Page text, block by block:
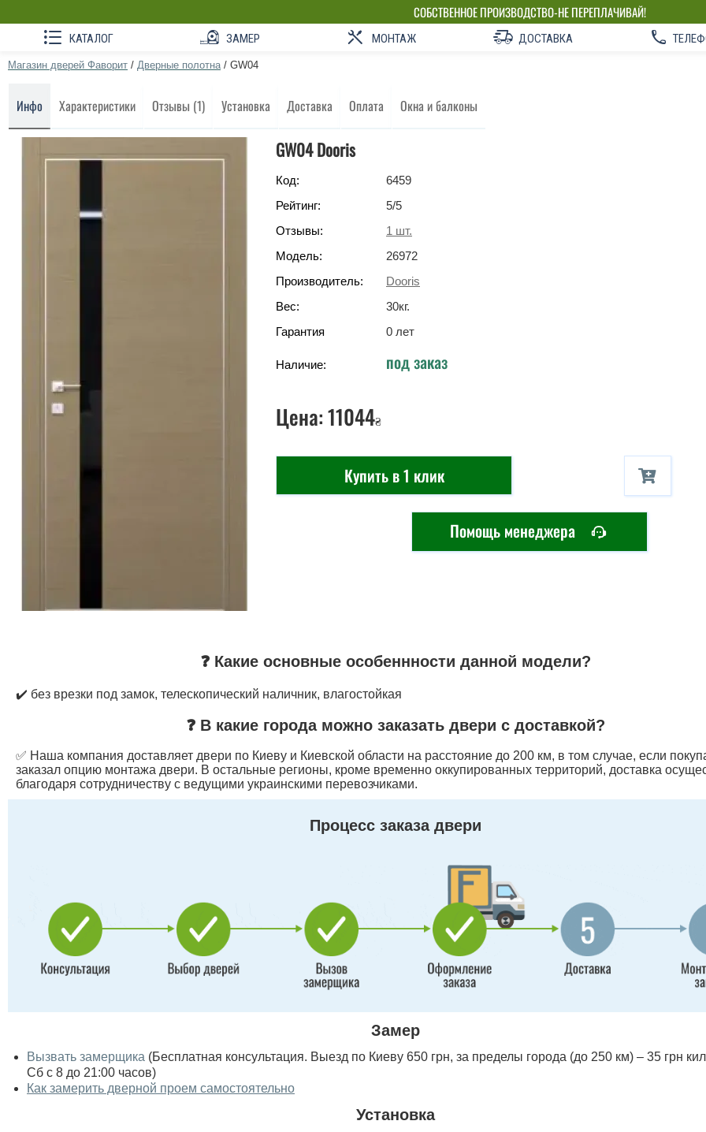
СОБСТВЕННОЕ ПРОИЗВОДСТВО-НЕ ПЕРЕПЛАЧИВАЙ!
КАТАЛОГ ЗАМЕР МОНТАЖ ДОСТАВКА
Магазин дверей Фаворит / Дверные полотна / GW04
Инфо Характеристики Отзывы (1) Установка Доставка Оплата Окна и балконы
GW04 Dooris
Код:
6459
Рейтинг:
5/5
Отзывы:
1 шт.
Модель:
26972
Производитель:
Dooris
Вес:
30кг.
Гарантия
0 лет
Наличие: под заказ
Цена:11044₴
Купить в 1 клик
Помощь менеджера
❓ Какие основные особеннности данной модели?
✔️ без врезки под замок, телескопический наличник, влагостойкая
❓ В какие города можно заказать двери с доставкой?
✅ Наша компания доставляет двери по Киеву и Киевской области на расстояние до 200 км, в том случае, если
заказал опцию монтажа двери. В остальные регионы, кроме временно оккупированных территорий, доставка
благодаря сотрудничеству с ведущими украинскими перевозчиками.
Процесс заказа двери
Замер
Вызвать замерщика (Бесплатная консультация. Выезд по Киеву 650 грн, за пределы города (до 250 км) – 35 грн
Сб с 8 до 21:00 часов)
Как замерить дверной проем самостоятельно
Установка